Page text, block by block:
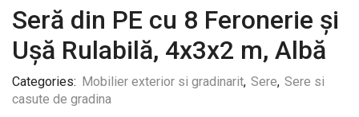
Seră din PE cu 8 Feronerie și
Ușă Rulabilă, 4x3x2 m, Albă
Categories: Mobilier exterior si gradinarit, Sere, Sere si
casute de gradina